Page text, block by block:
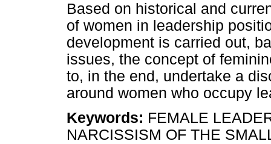
Based on historical and
of women in leadership
development is carried out,
issues, the concept of
to, in the end, undertake a
around women who occupy
Keywords: FEMALE
NARCISSISM OF THE